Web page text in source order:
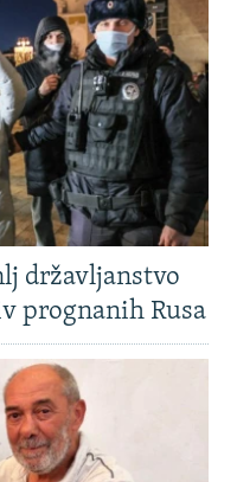
državljanstvo
prognanih Rusa